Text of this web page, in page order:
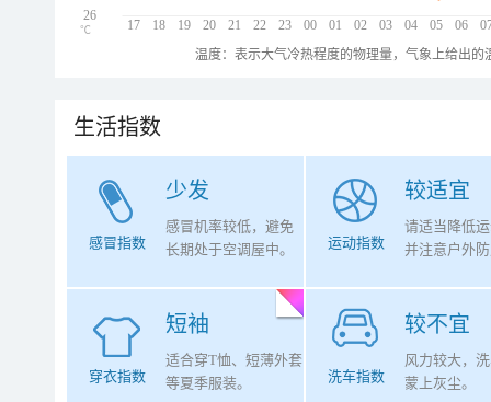
17 18 19 20 21 22 23 00 01 02 03 04 05 06
26
℃
温度：表示大气冷热程度的物理量，气象上给出
生活指数
少发
感冒指数
感冒机率较低，避免
长期处于空调屋中。
较适宜
运动指数
请适当降低
并注意户外
短袖
穿衣指数
适合穿T恤、短薄外套
等夏季服装。
较不宜
洗车指数
风力较大，
蒙上灰尘。